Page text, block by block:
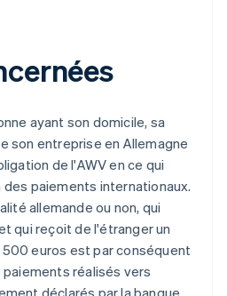
ayant son domicile, sa
son entreprise en Allemagne
de l'AWV en ce qui
paiements internationaux.
allemande ou non, qui
qui reçoit de l'étranger un
500 euros est par conséquent
réalisés vers